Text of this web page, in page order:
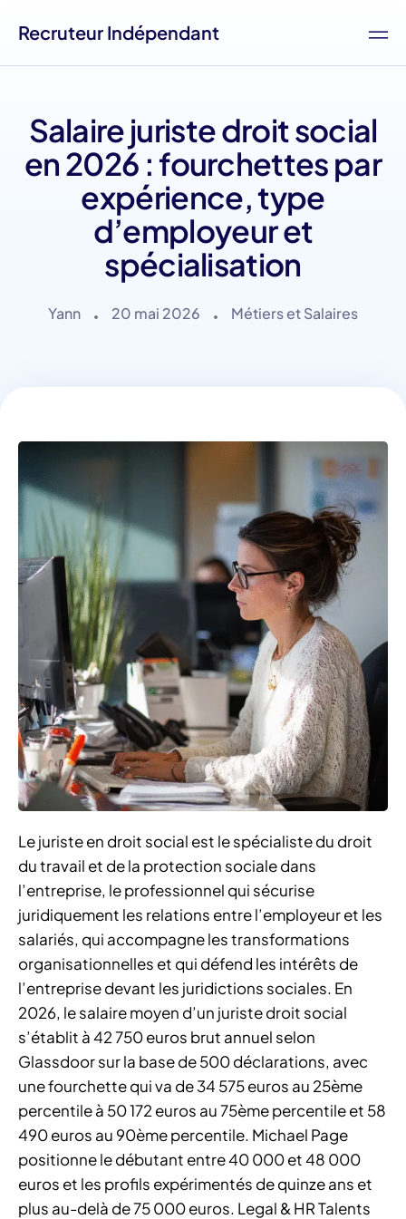
Recruteur Indépendant
Salaire juriste droit social
en 2026 : fourchettes par
expérience, type
d’employeur et
spécialisation
Yann 20 mai 2026 Métiers et Salaires
Le juriste en droit social est le spécialiste du droit
du travail et de la protection sociale dans
l’entreprise, le professionnel qui sécurise
juridiquement les relations entre l’employeur et les
salariés, qui accompagne les transformations
organisationnelles et qui défend les intérêts de
l’entreprise devant les juridictions sociales. En
2026, le salaire moyen d’un juriste droit social
s’établit à 42 750 euros brut annuel selon
Glassdoor sur la base de 500 déclarations, avec
une fourchette qui va de 34 575 euros au 25ème
percentile à 50 172 euros au 75ème percentile et 58
490 euros au 90ème percentile. Michael Page
positionne le débutant entre 40 000 et 48 000
euros et les profils expérimentés de quinze ans et
plus au-delà de 75 000 euros. Legal & HR Talents